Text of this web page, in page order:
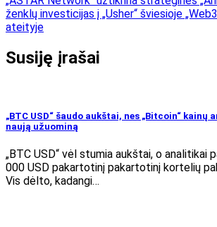
tarp
įrašų
ženklų investicijas į „Usher“ šviesioje
ateityje
Susiję įrašai
„BTC USD“ šaudo aukštai, nes „Bitcoin“ kainų
naują užuominą
„BTC USD“ vėl stumia aukštai, o analitikai
000 USD pakartotinį pakartotinį kortelių
Vis dėlto, kadangi…